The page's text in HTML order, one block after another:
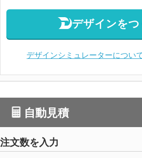
デザインをつ
デザインシミュレーターについ
自動見積
注文数を入力